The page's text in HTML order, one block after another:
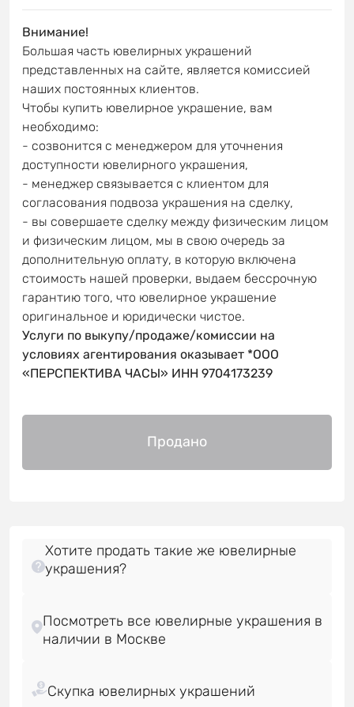
Внимание!
Большая часть ювелирных украшений
представленных на сайте, является комиссией
наших постоянных клиентов.
Чтобы купить ювелирное украшение, вам
необходимо:
- созвонится с менеджером для уточнения
доступности ювелирного украшения,
- менеджер связывается с клиентом для
согласования подвоза украшения на сделку,
- вы совершаете сделку между физическим лицом
и физическим лицом, мы в свою очередь за
дополнительную оплату, в которую включена
стоимость нашей проверки, выдаем бессрочную
гарантию того, что ювелирное украшение
оригинальное и юридически чистое.
Услуги по выкупу/продаже/комиссии на
условиях агентирования оказывает *ООО
«ПЕРСПЕКТИВА ЧАСЫ» ИНН 9704173239
Продано
Хотите продать такие же ювелирные
украшения?
Посмотреть все ювелирные украшения в